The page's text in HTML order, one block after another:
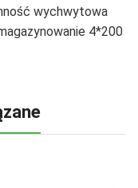
wychwytowa
4*200